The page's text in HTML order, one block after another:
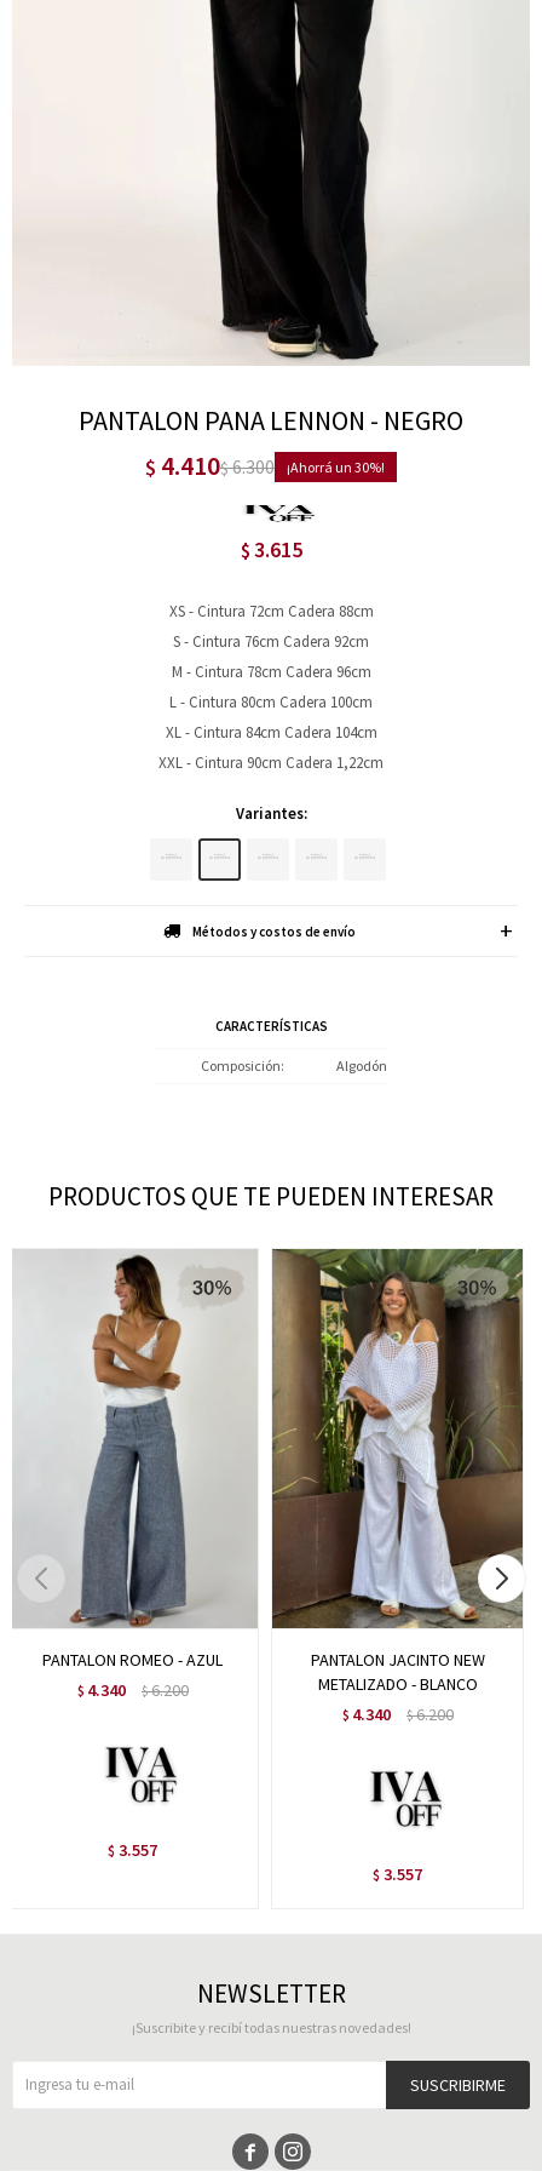
PANTALON PANA LENNON - NEGRO
$ 4.410$6.300 30
$ 3.615
XS - Cintura 72cm Cadera 88cm
S - Cintura 76cm Cadera 92cm
M - Cintura 78cm Cadera 96cm
L - Cintura 80cm Cadera 100cm
XL - Cintura 84cm Cadera 104cm
XXL - Cintura 90cm Cadera 1,22cm
Variantes:
Métodos y costos de envío
CARACTERÍSTICAS
Composición Algodón
PRODUCTOS QUE TE PUEDEN INTERESAR
PANTALON ROMEO - AZUL
$ 4.340 $6.200
$ 3.557
PANTALON JACINTO NEW
METALIZADO - BLANCO
$ 4.340 $6.200
$ 3.557
NEWSLETTER
¡Suscribite y recibí todas nuestras novedades!
SUSCRIBIRME
 